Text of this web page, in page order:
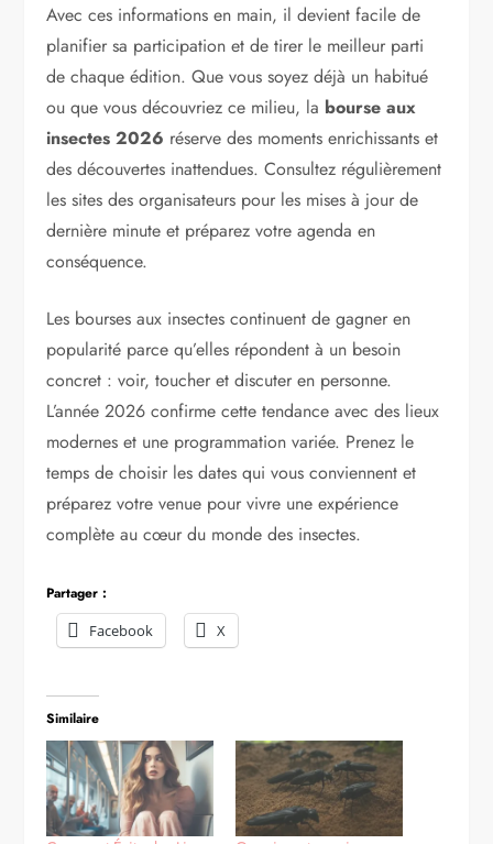
Avec ces informations en main, il devient facile de
planifier sa participation et de tirer le meilleur parti
de chaque édition. Que vous soyez déjà un habitué
ou que vous découvriez ce milieu, la bourse aux
insectes 2026 réserve des moments enrichissants et
des découvertes inattendues. Consultez régulièrement
les sites des organisateurs pour les mises à jour de
dernière minute et préparez votre agenda en
conséquence.
Les bourses aux insectes continuent de gagner en
popularité parce qu’elles répondent à un besoin
concret : voir, toucher et discuter en personne.
L’année 2026 confirme cette tendance avec des lieux
modernes et une programmation variée. Prenez le
temps de choisir les dates qui vous conviennent et
préparez votre venue pour vivre une expérience
complète au cœur du monde des insectes.
Partager :
Facebook
X
Similaire